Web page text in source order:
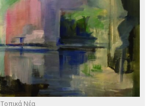
Τοπικά Νέα